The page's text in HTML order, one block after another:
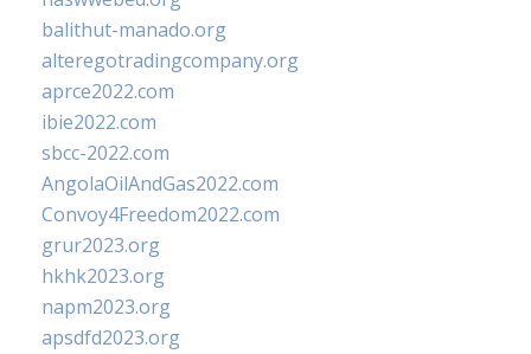
balithut-manado.org
alteregotradingcompany.org
aprce2022.com
ibie2022.com
sbcc-2022.com
AngolaOilAndGas2022.com
Convoy4Freedom2022.com
grur2023.org
hkhk2023.org
napm2023.org
apsdfd2023.org